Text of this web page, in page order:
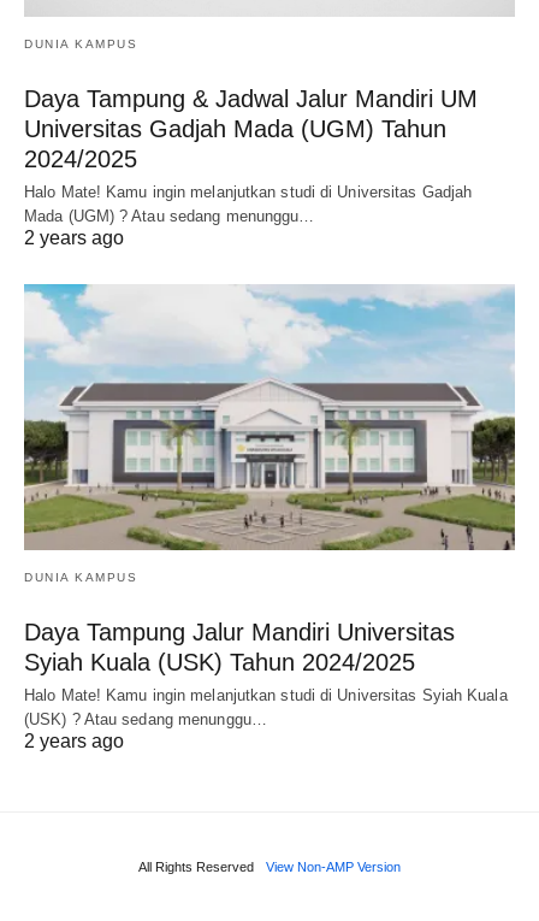
DUNIA KAMPUS
Daya Tampung & Jadwal Jalur Mandiri UM
Universitas Gadjah Mada (UGM) Tahun
2024/2025
Halo Mate! Kamu ingin melanjutkan studi di Universitas Gadjah
Mada (UGM) ? Atau sedang menunggu…
2 years ago
DUNIA KAMPUS
Daya Tampung Jalur Mandiri Universitas
Syiah Kuala (USK) Tahun 2024/2025
Halo Mate! Kamu ingin melanjutkan studi di Universitas Syiah Kuala
(USK) ? Atau sedang menunggu…
2 years ago
All Rights Reserved View Non-AMP Version